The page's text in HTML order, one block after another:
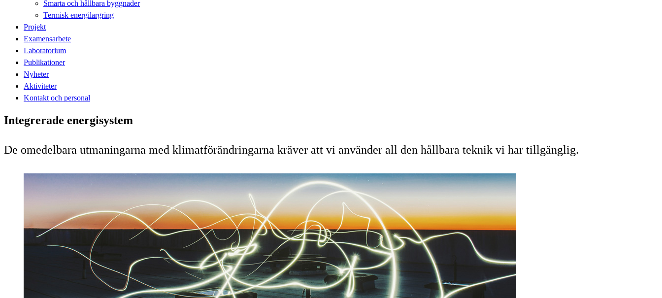
Smarta och hållbara byggnader
Termisk energilargring
Projekt
Examensarbete
Laboratorium
Publikationer
Nyheter
Aktiviteter
Kontakt och personal
Integrerade energisystem
De omedelbara utmaningarna med klimatförändringarna kräver att vi använder all den hållbara teknik vi har tillgänglig.